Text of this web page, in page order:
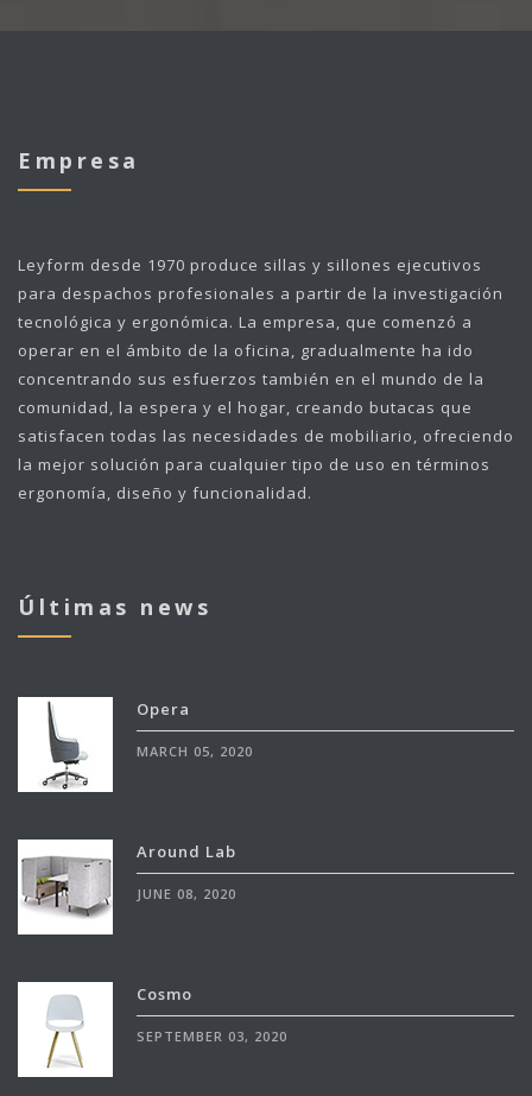
Empresa
Leyform desde 1970 produce sillas y sillones ejecutivos
para despachos profesionales a partir de la investigación
tecnológica y ergonómica. La empresa, que comenzó a
operar en el ámbito de la oficina, gradualmente ha ido
concentrando sus esfuerzos también en el mundo de la
comunidad, la espera y el hogar, creando butacas que
satisfacen todas las necesidades de mobiliario, ofreciendo
la mejor solución para cualquier tipo de uso en términos
ergonomía, diseño y funcionalidad.
Últimas news
Opera
MARCH 05, 2020
Around Lab
JUNE 08, 2020
Cosmo
SEPTEMBER 03, 2020